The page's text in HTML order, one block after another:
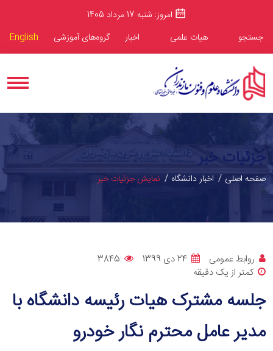
امروز: شنبه 17 مرداد 1405
جستجو
هیات علمی اخبار گروه‌های آموزشی English
جزئیات خبر
صفحه اصلی اخبار دانشگاه نمایش جزئیات خبر
روابط عمومی 24 دی 1399
3845
کمتر از یک دقیقه
جلسه مشترک هیات رئیسه دانشگاه با
مدیر عامل محترم نگار خودرو